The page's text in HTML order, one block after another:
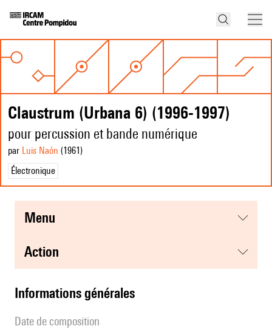
Claustrum (Urbana 6) (1996-1997)
pour percussion et bande numérique
par Luis Naón (1961 )
Électronique
menu
action
informations générales
date de composition